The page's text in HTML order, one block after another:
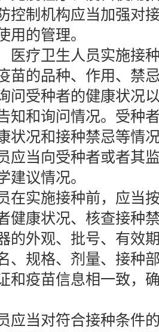
制机构应当加强对接
用的管理。
卫生人员实施接种
苗的品种、作用、禁
问受种者的健康状况
知和询问情况。受种
状况和接种禁忌等情
应当向受种者或者其
建议情况。
实施接种前，应当按
健康状况、核查接种
的外观、批号、有效
、规格、剂量、接种
和疫苗信息相一致，
当对符合接种条件的